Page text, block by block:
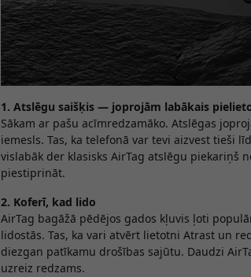
1. Atslēgu saišķis — joprojām labākais
Sākam ar pašu acīmredzamāko. Atslēgas
iemesls. Tas, ka telefonā var tevi aizvest tieši
vislabāk der klasisks AirTag atslēgu piekariņš
piestiprināt.
2. Koferī, kad lido
AirTag bagāžā pēdējos gados kļuvis ļoti
lidostās. Tas, ka vari atvērt lietotni Atrast un
diezgan patīkamu drošības sajūtu. Daudzi
uzreiz redzams.